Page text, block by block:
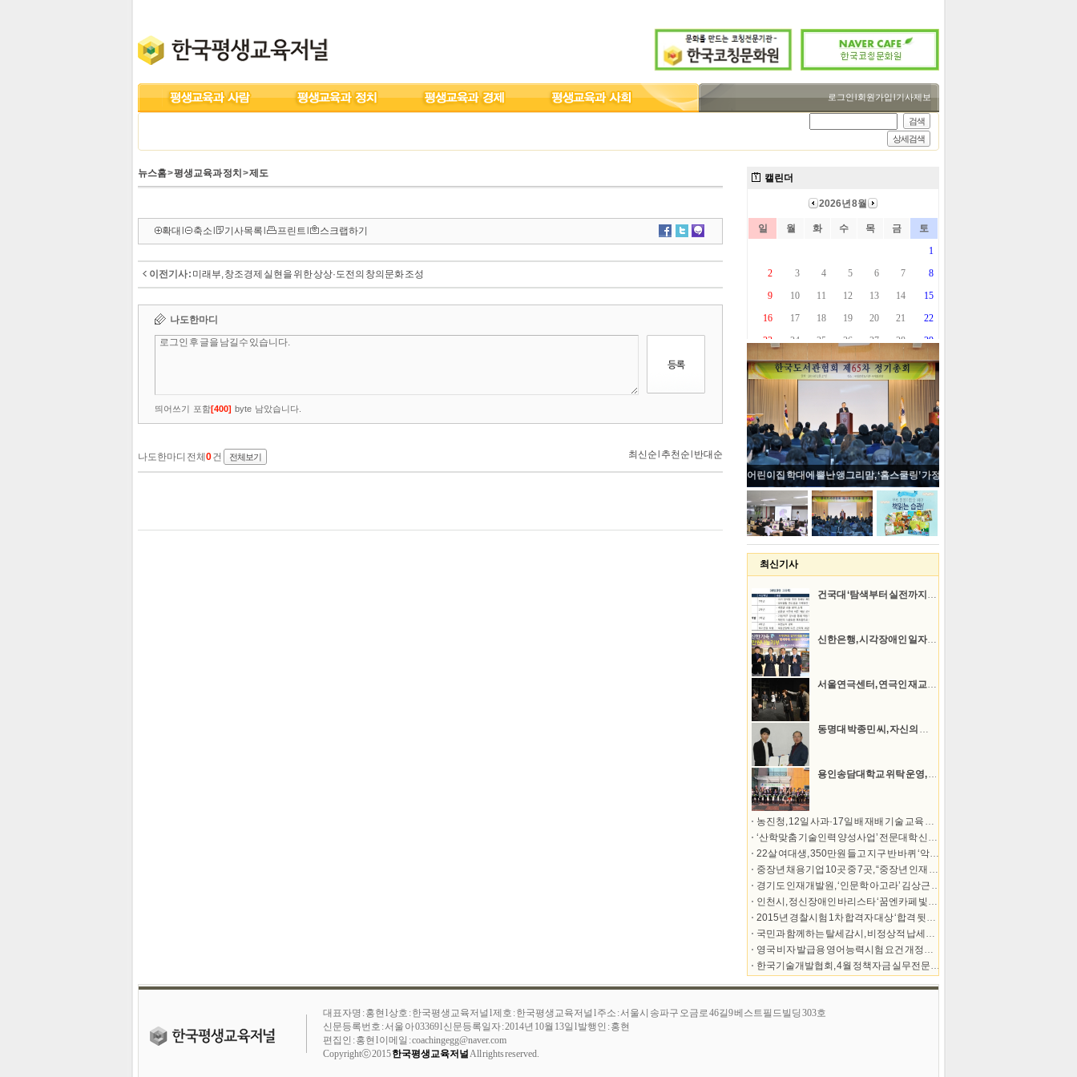
로그인l회원가입l기사제보
검색
상세검색
뉴스홈>평생교육과 정치 >제도
확대 축소 기사목록 프린트 스크랩하기
이전기사 : 미래부, 창조경제 실현을 위한 상상·도전의 창의문화 조성
어린이집 학대에 뿔난 앵그리맘, ‘홈스쿨링’ 가정용 학습교구 판매량 늘어
최신기사
건국대 ‘탐색부터 실전까지’ 1~4학년별 취업교과목 구성
신한은행, 시각장애인 일자리창출을 위한 ‘Eye Love Coffee’ 바리스타 직업체험장 후원
서울연극센터, 연극인 재교육 프로그램 ‘플레이업 아카데미’ 문 열어
동명대 박종민 씨, 자신의 간 65%를 아버지께 이식
용인송담대학교 위탁 운영, ‘용인시육아종합지원센터’ 개관
농진청, 12일 사과·17일 배 재배 기술 교육 실시
‘산학맞춤 기술인력 양성사업’ 전문대학 신규 모집
22살 여대생, 350만원 들고 지구 반 바퀴 ‘악당은 아니지만 지구정복’ 출간
중장년 채용기업 10곳 중 7곳, “중장년 인재 경영성과에 도움 돼”
경기도 인재개발원, ‘인문학 아고라’ 김상근 교수 첫 강연 실시
인천시, 정신장애인 바리스타 ‘꿈엔카페 빛솔’ 오픈
2015년 경찰시험 1차 합격자 대상 ‘합격 뒷담화’ 이벤트 실시
국민과 함께하는 탈세감시, 비정상적 납세관행 정상화 앞당겨
영국 비자 발급용 영어능력시험 요건 개정…IELTS의 주도적 역할 유지
한국기술개발협회, 4월 정책자금 실무전문가 및 컨설턴트 전문가 양성 훈련과정 열어
대표자명 : 홍현 l 상호 : 한국평생교육저널 l 제호 : 한국평생교육저널 l 주소 : 서울시 송파구 오금로 46길 9 베스트필드빌딩 303호
신문등록번호 : 서울 아 03369 l 신문등록일자 : 2014년 10월 13일 l 발행인 : 홍현
편집인 : 홍현 l 이메일 :coachingegg@naver.com
Copyrightⓒ 2015한국평생교육저널All rights reserved.